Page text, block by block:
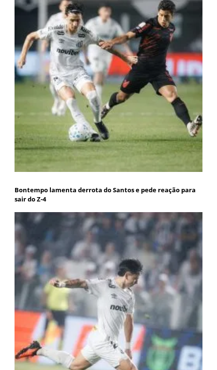
Bontempo lamenta derrota do Santos e pede reação para
sair do Z-4